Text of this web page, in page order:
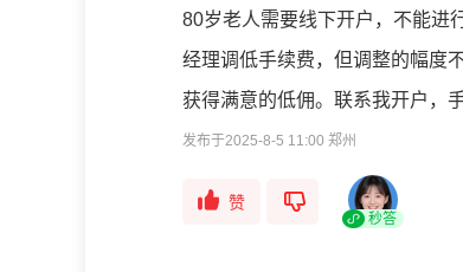
80岁老人需要线下开户，不能进
经理调低手续费，但调整的幅度
获得满意的低佣。联系我开户，
发布于2025-8-5 11:00 郑州
赞
秒答